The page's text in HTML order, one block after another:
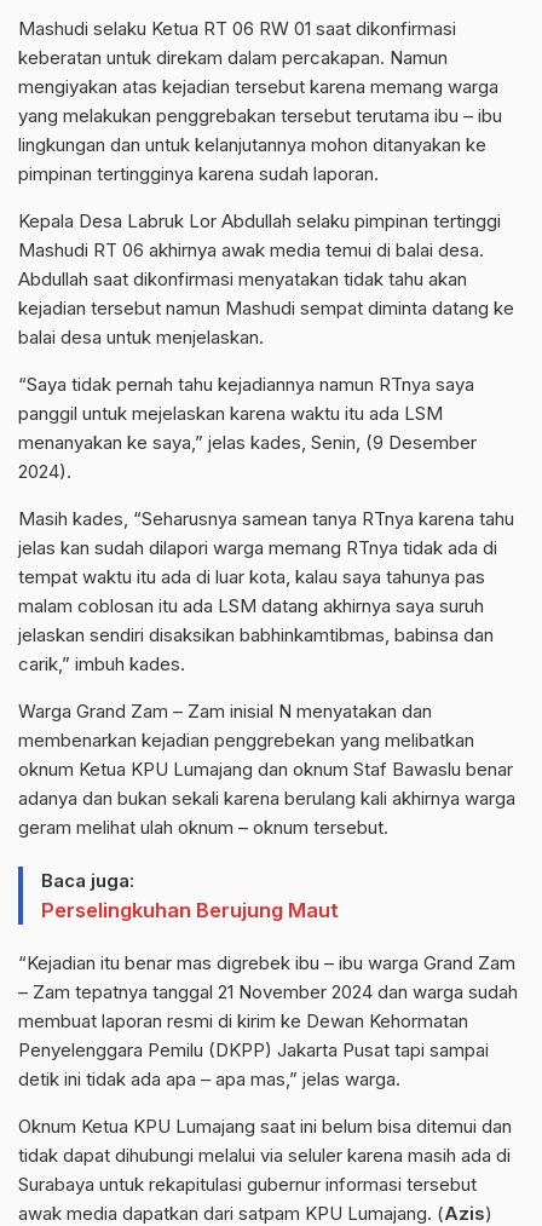
Mashudi selaku Ketua RT 06 RW 01 saat dikonfirmasi
keberatan untuk direkam dalam percakapan. Namun
mengiyakan atas kejadian tersebut karena memang warga
yang melakukan penggrebakan tersebut terutama ibu – ibu
lingkungan dan untuk kelanjutannya mohon ditanyakan ke
pimpinan tertingginya karena sudah laporan.
Kepala Desa Labruk Lor Abdullah selaku pimpinan tertinggi
Mashudi RT 06 akhirnya awak media temui di balai desa.
Abdullah saat dikonfirmasi menyatakan tidak tahu akan
kejadian tersebut namun Mashudi sempat diminta datang ke
balai desa untuk menjelaskan.
“Saya tidak pernah tahu kejadiannya namun RTnya saya
panggil untuk mejelaskan karena waktu itu ada LSM
menanyakan ke saya,” jelas kades, Senin, (9 Desember
2024).
Masih kades, “Seharusnya samean tanya RTnya karena tahu
jelas kan sudah dilapori warga memang RTnya tidak ada di
tempat waktu itu ada di luar kota, kalau saya tahunya pas
malam coblosan itu ada LSM datang akhirnya saya suruh
jelaskan sendiri disaksikan babhinkamtibmas, babinsa dan
carik,” imbuh kades.
Warga Grand Zam – Zam inisial N menyatakan dan
membenarkan kejadian penggrebekan yang melibatkan
oknum Ketua KPU Lumajang dan oknum Staf Bawaslu benar
adanya dan bukan sekali karena berulang kali akhirnya warga
geram melihat ulah oknum – oknum tersebut.
Baca juga:
Perselingkuhan Berujung Maut
“Kejadian itu benar mas digrebek ibu – ibu warga Grand Zam
– Zam tepatnya tanggal 21 November 2024 dan warga sudah
membuat laporan resmi di kirim ke Dewan Kehormatan
Penyelenggara Pemilu (DKPP) Jakarta Pusat tapi sampai
detik ini tidak ada apa – apa mas,” jelas warga.
Oknum Ketua KPU Lumajang saat ini belum bisa ditemui dan
tidak dapat dihubungi melalui via seluler karena masih ada di
Surabaya untuk rekapitulasi gubernur informasi tersebut
awak media dapatkan dari satpam KPU Lumajang. (Azis)